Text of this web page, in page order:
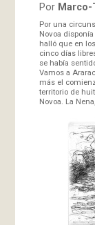
Por
Por una
Novoa
halló que en
cinco días
se había
Vamos a
más el
territorio de
Novoa. La